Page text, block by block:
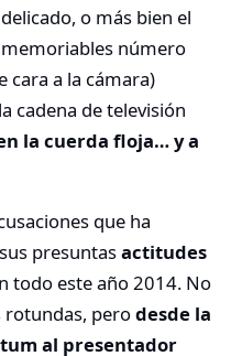
o más bien el
número
cara a la cámara)
cadena de televisión
la cuerda floja… y a
que ha
presuntasactitudes
todo este año 2014. No
rotundas, perodesde la
al presentador